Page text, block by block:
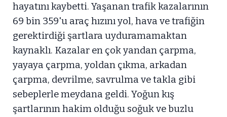
hayatını kaybetti. Yaşanan trafik kazalarının
69 bin 359'u araç hızını yol, hava ve trafiğin
gerektirdiği şartlara uyduramamaktan
kaynaklı. Kazalar en çok yandan çarpma,
yayaya çarpma, yoldan çıkma, arkadan
çarpma, devrilme, savrulma ve takla gibi
sebeplerle meydana geldi. Yoğun kış
şartlarının hakim olduğu soğuk ve buzlu